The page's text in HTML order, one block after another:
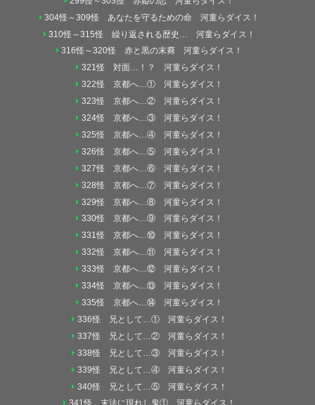
304怪～309怪 あなたを守るための命 河童らダイス！
310怪～315怪 繰り返される歴史… 河童らダイス！
316怪～320怪 赤と黒の末裔 河童らダイス！
321怪 対面…！？ 河童らダイス！
322怪 京都へ…① 河童らダイス！
323怪 京都へ…② 河童らダイス！
324怪 京都へ…③ 河童らダイス！
325怪 京都へ…④ 河童らダイス！
326怪 京都へ…⑤ 河童らダイス！
327怪 京都へ…⑥ 河童らダイス！
328怪 京都へ…⑦ 河童らダイス！
329怪 京都へ…⑧ 河童らダイス！
330怪 京都へ…⑨ 河童らダイス！
331怪 京都へ…⑩ 河童らダイス！
332怪 京都へ…⑪ 河童らダイス！
333怪 京都へ…⑫ 河童らダイス！
334怪 京都へ…⑬ 河童らダイス！
335怪 京都へ…⑭ 河童らダイス！
336怪 兄として…① 河童らダイス！
337怪 兄として…② 河童らダイス！
338怪 兄として…③ 河童らダイス！
339怪 兄として…④ 河童らダイス！
340怪 兄として…⑤ 河童らダイス！
341怪 末法に現れし鬼① 河童らダイス！